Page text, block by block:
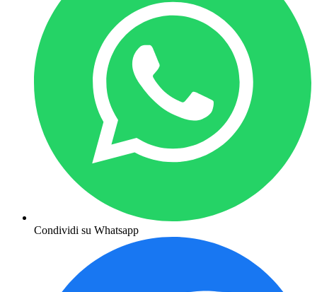
Condividi su Whatsapp